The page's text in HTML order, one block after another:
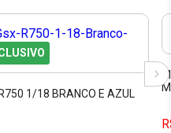
1/18 BRANCO E AZUL